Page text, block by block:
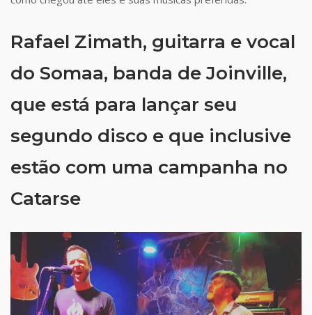
Rafael Zimath, guitarra e vocal
do Somaa, banda de Joinville,
que está para lançar seu
segundo disco e que inclusive
estão com uma campanha no
Catarse